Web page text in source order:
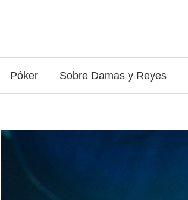
Póker Sobre Damas y Reyes